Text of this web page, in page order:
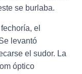
se burlaba.
el
levantó
el sudor. La
óptico